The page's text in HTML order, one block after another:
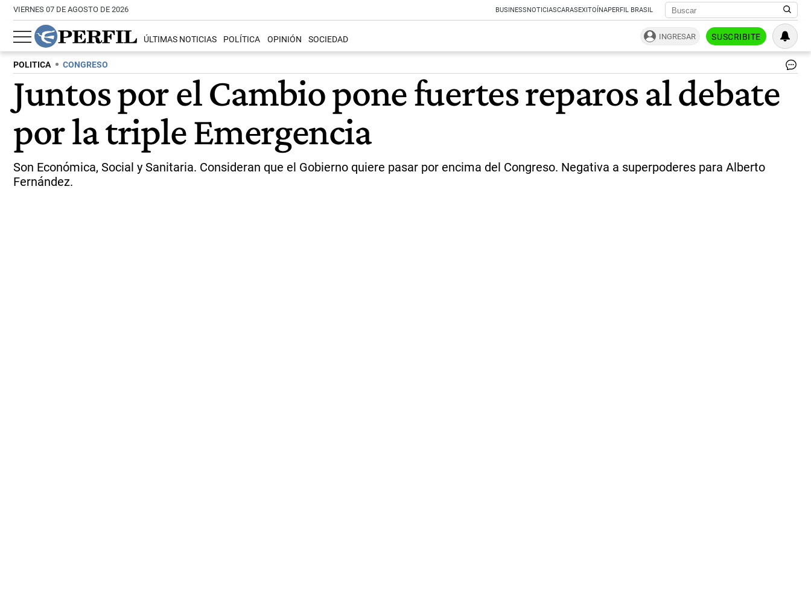
VIERNES 07 DE AGOSTO DE 2026 BUSINESSNOTICIASCARASEXITOÍNAPERFIL BRASIL
ÚLTIMAS NOTICIAS POLÍTICA OPINIÓN SOCIEDAD INGRESAR SUSCRIBITE
POLITICA CONGRESO
Juntos por el Cambio pone fuertes reparos al debate
por la triple Emergencia
Son Económica, Social y Sanitaria. Consideran que el Gobierno quiere pasar por encima del Congreso. Negativa a superpoderes para Alberto
Fernández.